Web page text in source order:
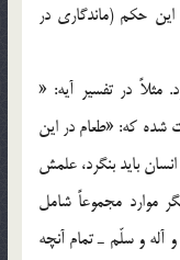
اين حكم (ماندگاري در
مثلاً در تفسير آيه: «
صادق روايت شده كه: «طعام در اين
بايد بنگرد، علمش
موارد و ديگر موارد مجموعاً‌ شامل
آله و سلّم ـ تمام آنچه